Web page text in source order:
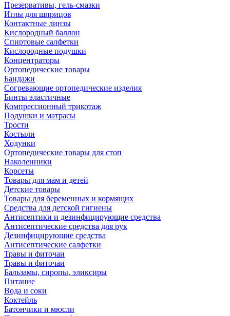
Презервативы, гель-смазки
Иглы для шприцов
Контактные линзы
Кислородный баллон
Спиртовые салфетки
Кислородные подушки
Концентраторы
Ортопедические товары
Бандажи
Согревающие ортопедические изделия
Бинты эластичные
Компрессионный трикотаж
Подушки и матрасы
Трости
Костыли
Ходунки
Ортопедические товары для стоп
Наколенники
Корсеты
Товары для мам и детей
Детские товары
Товары для беременных и кормящих
Средства для детской гигиены
Антисептики и дезинфицирующие средства
Антисептические средства для рук
Дезинфицирующие средства
Антисептические салфетки
Травы и фиточаи
Травы и фиточаи
Бальзамы, сиропы, эликсиры
Питание
Вода и соки
Коктейль
Батончики и мюсли